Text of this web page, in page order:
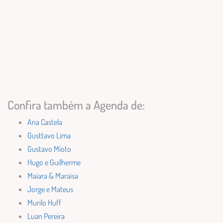
Confira também a Agenda de:
Ana Castela
Gusttavo Lima
Gustavo Mioto
Hugo e Guilherme
Maiara & Maraisa
Jorge e Mateus
Murilo Huff
Luan Pereira